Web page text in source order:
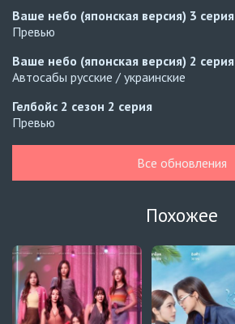
Ваше небо (японская версия) 3 серия
Превью
Ваше небо (японская версия) 2 серия
Автосабы русские / украинские
Гелбойс 2 сезон 2 серия
Превью
Автосабы русские / украинские
Огонь5 серия
Автосабы русские / украинские
Край горизонта9 серия
Превью
Все обновления
Похожее